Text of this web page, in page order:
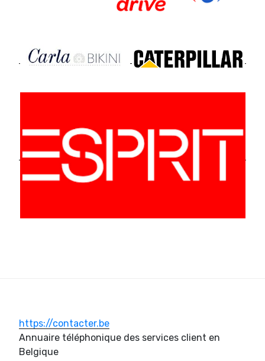
https://contacter.be
Annuaire téléphonique des services client en
Belgique